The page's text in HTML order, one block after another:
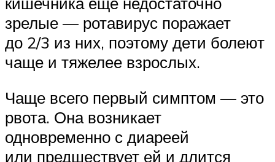
зрелые — ротавирус поражает
до 2/3 из них, поэтому дети болеют
чаще и тяжелее взрослых.
Чаще всего первый симптом — это
рвота. Она возникает
одновременно с диареей
или предшествует ей и длится